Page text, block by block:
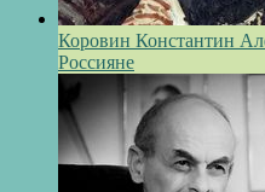
Коровин Константин
Россияне